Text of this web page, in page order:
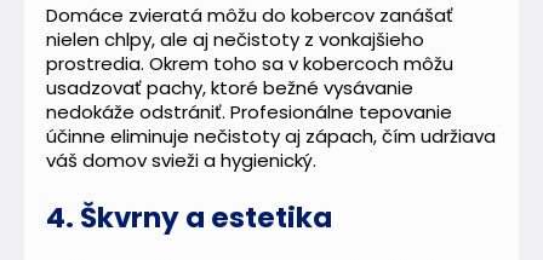
Domáce zvieratá môžu do kobercov zanášať
nielen chlpy, ale aj nečistoty z vonkajšieho
prostredia. Okrem toho sa v kobercoch môžu
usadzovať pachy, ktoré bežné vysávanie
nedokáže odstrániť. Profesionálne tepovanie
účinne eliminuje nečistoty aj zápach, čím udržiava
váš domov svieži a hygienický.
4. Škvrny a estetika